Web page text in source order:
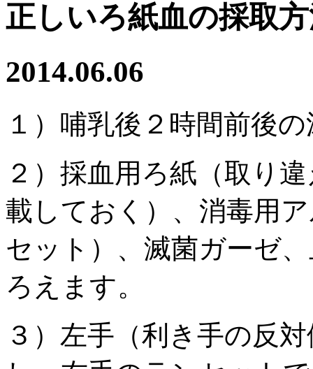
正しいろ紙血の採取
2014.06.06
１）哺乳後２時間前後
２）採血用ろ紙（取り
載しておく）、消毒用
セット）、滅菌ガーゼ
ろえます。
３）左手（利き手の反